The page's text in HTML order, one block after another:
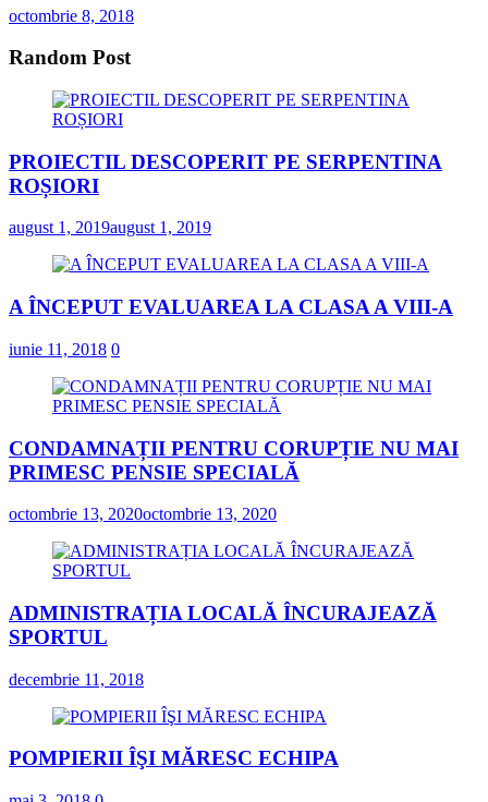
octombrie 8, 2018
Random Post
PROIECTIL DESCOPERIT PE SERPENTINA
ROȘIORI
august 1, 2019august 1, 2019
A ÎNCEPUT EVALUAREA LA CLASA A VIII-A
iunie 11, 2018 0
CONDAMNAȚII PENTRU CORUPȚIE NU MAI
PRIMESC PENSIE SPECIALĂ
octombrie 13, 2020octombrie 13, 2020
ADMINISTRAȚIA LOCALĂ ÎNCURAJEAZĂ
SPORTUL
decembrie 11, 2018
POMPIERII ÎŞI MĂRESC ECHIPA